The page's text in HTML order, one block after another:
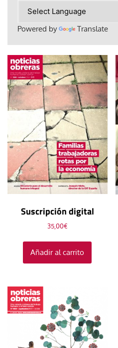
Powered by Translate
Suscripción digital
35,00€
Añadir al carrito